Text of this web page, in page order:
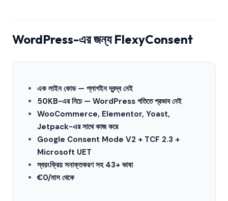
WordPress-এর জন্য FlexyConsent
এক লাইন কোড — প্লাগইন দ্বন্দ্ব নেই
50KB-এর নিচে — WordPress গতিতে প্রভাব নেই
WooCommerce, Elementor, Yoast,
Jetpack-এর সাথে কাজ করে
Google Consent Mode V2 + TCF 2.3 +
Microsoft UET
স্বয়ংক্রিয় সনাক্তকরণ সহ 43+ ভাষা
€0/মাস থেকে